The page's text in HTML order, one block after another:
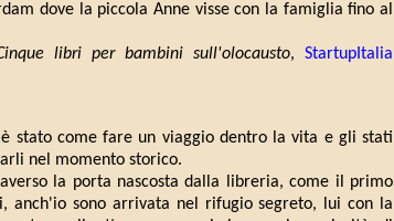
dove la piccola Anne visse con la famiglia fino al
libri per bambini sull'olocausto, StartupItalia
stato come fare un viaggio dentro la vita e gli stati
nel momento storico.
la porta nascosta dalla libreria, come il primo
anch'io sono arrivata nel rifugio segreto, lui con la